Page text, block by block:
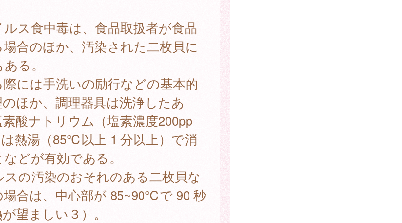
ス食中毒は、食品取扱者が食品
合のほか、汚染された二枚貝に
る。
には手洗いの励行などの基本的
ほか、調理器具は洗浄したあ
酸ナトリウム（塩素濃度200pp
熱湯（85℃以上 1 分以上）で消
どが有効である。
スの汚染のおそれのある二枚貝な
場合は、中心部が 85~90℃で 90 秒
望ましい３）。